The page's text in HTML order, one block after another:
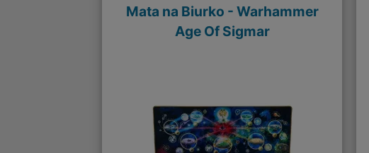
Mata na Biurko - Warhammer
Age Of Sigmar